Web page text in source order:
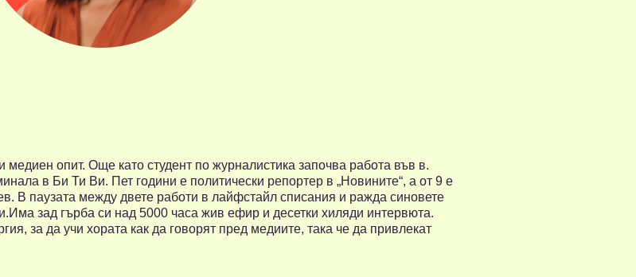
опит. Още като студент по журналистика започва работа във в.
в Би Ти Ви. Пет години е политически репортер в „Новините“, а от 9 е
В паузата между двете работи в лайфстайл списания и ражда синовете
зад гърба си над 5000 часа жив ефир и десетки хиляди интервюта.
за да учи хората как да говорят пред медиите, така че да привлекат